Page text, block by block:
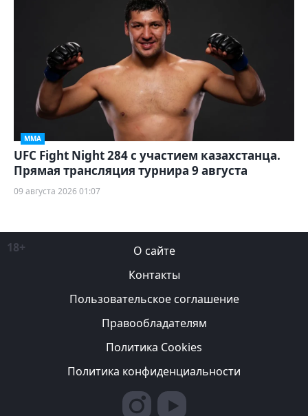
ММА
UFC Fight Night 284 с участием казахстанца.
Прямая трансляция турнира 9 августа
09 августа 2026 01:07
18+
О сайте
Контакты
Пользовательское соглашение
Правообладателям
Политика Cookies
Политика конфиденциальности